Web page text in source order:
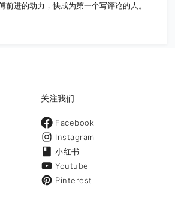
前进的动力，快成为第一个写评论的人。
关注我们
Facebook
Instagram
小红书
Youtube
Pinterest